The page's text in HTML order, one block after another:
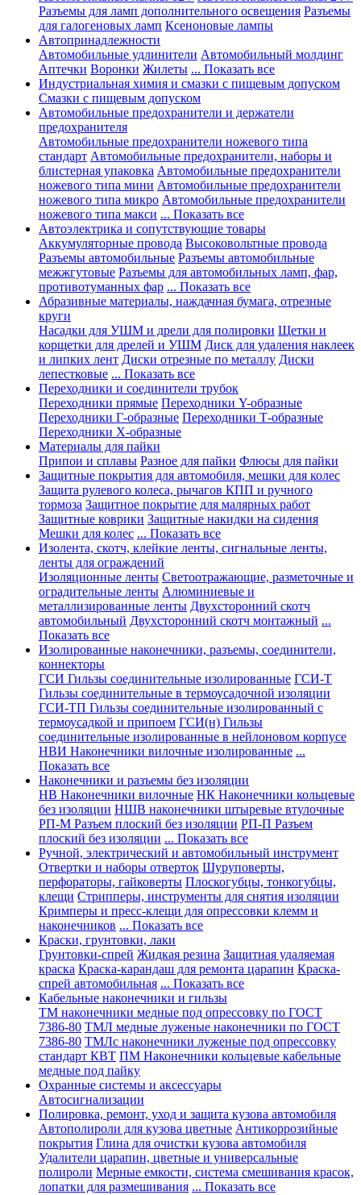
Разъемы для ламп дополнительного освещения Разъемы
для галогеновых ламп Ксеноновые лампы
Автопринадлежности
Автомобильные удлинители Автомобильный молдинг
Аптечки Воронки Жилеты ... Показать все
Индустриальная химия и смазки с пищевым допуском
Смазки с пищевым допуском
Автомобильные предохранители и держатели
предохранителя
Автомобильные предохранители ножевого типа
стандарт Автомобильные предохранители, наборы и
блистерная упаковка Автомобильные предохранители
ножевого типа мини Автомобильные предохранители
ножевого типа микро Автомобильные предохранители
ножевого типа макси ... Показать все
Автоэлектрика и сопутствующие товары
Аккумуляторные провода Высоковольтные провода
Разъемы автомобильные Разъемы автомобильные
межжгутовые Разъемы для автомобильных ламп, фар,
противотуманных фар ... Показать все
Абразивные материалы, наждачная бумага, отрезные
круги
Насадки для УШМ и дрели для полировки Щетки и
корщетки для дрелей и УШМ Диск для удаления наклеек
и липких лент Диски отрезные по металлу Диски
лепестковые ... Показать все
Переходники и соединители трубок
Переходники прямые Переходники Y-образные
Переходники Г-образные Переходники Т-образные
Переходники Х-образные
Материалы для пайки
Припои и сплавы Разное для пайки Флюсы для пайки
Защитные покрытия для автомобиля, мешки для колес
Защита рулевого колеса, рычагов КПП и ручного
тормоза Защитное покрытие для малярных работ
Защитные коврики Защитные накидки на сидения
Мешки для колес ... Показать все
Изолента, скотч, клейкие ленты, сигнальные ленты,
ленты для ограждений
Изоляционные ленты Светоотражающие, разметочные и
оградительные ленты Алюминиевые и
металлизированные ленты Двухсторонний скотч
автомобильный Двухсторонний скотч монтажный ...
Показать все
Изолированные наконечники, разъемы, соединители,
коннекторы
ГСИ Гильзы соединительные изолированные ГСИ-Т
Гильзы соединительные в термоусадочной изоляции
ГСИ-ТП Гильзы соединительные изолированный с
термоусадкой и припоем ГСИ(н) Гильзы
соединительные изолированные в нейлоновом корпусе
НВИ Наконечники вилочные изолированные ...
Показать все
Наконечники и разъемы без изоляции
НВ Наконечники вилочные НК Наконечники кольцевые
без изоляции НШВ наконечники штыревые втулочные
РП-М Разъем плоский без изоляции РП-П Разъем
плоский без изоляции ... Показать все
Ручной, электрический и автомобильный инструмент
Отвертки и наборы отверток Шуруповерты,
перфораторы, гайковерты Плоскогубцы, тонкогубцы,
клещи Стрипперы, инструменты для снятия изоляции
Кримперы и пресс-клещи для опрессовки клемм и
наконечников ... Показать все
Краски, грунтовки, лаки
Грунтовки-спрей Жидкая резина Защитная удаляемая
краска Краска-карандаш для ремонта царапин Краска-
спрей автомобильная ... Показать все
Кабельные наконечники и гильзы
ТМ наконечники медные под опрессовку по ГОСТ
7386-80 ТМЛ медные луженые наконечники по ГОСТ
7386-80 ТМЛс наконечники луженые под опрессовку
стандарт КВТ ПМ Наконечники кольцевые кабельные
медные под пайку
Охранные системы и аксессуары
Автосигнализации
Полировка, ремонт, уход и защита кузова автомобиля
Автополироли для кузова цветные Антикоррозийные
покрытия Глина для очистки кузова автомобиля
Удалители царапин, цветные и универсальные
полироли Мерные емкости, система смешивания красок,
лопатки для размешивания ... Показать все